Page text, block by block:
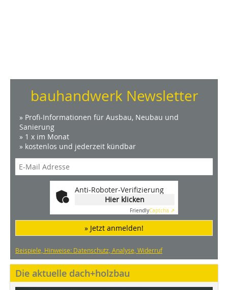
bauhandwerk Newsletter
» Profi-Informationen für Ausbau, Neubau und
Sanierung
» 1 x im Monat
» kostenlos und jederzeit kündbar
Anti-Roboter-Verifizierung
Hier klicken
FriendlyCaptcha ⇗
» Jetzt anmelden!
Beispiele, Hinweise: Datenschutz, Analyse, Widerruf
Die aktuelle dach+holzbau